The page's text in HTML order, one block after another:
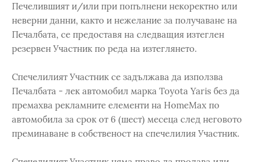
Печелившият и/или при попълнени некоректно или
неверни данни, както и нежелание за получаване на
Печалбата, се предоставя на следващия изтеглен
резервен Участник по реда на изтеглянето.
Спечелилият Участник се задължава да използва
Печалбата - лек автомобил марка Toyota Yaris без да
премахва рекламните елементи на HomeMax по
автомобила за срок от 6 (шест) месеца след неговото
преминаване в собственост на спечелилия Участник.